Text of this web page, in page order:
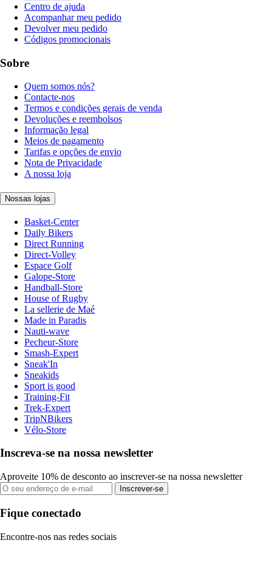
Centro de ajuda
Acompanhar meu pedido
Devolver meu pedido
Códigos promocionais
Sobre
Quem somos nós?
Contacte-nos
Termos e condições gerais de venda
Devoluções e reembolsos
Informação legal
Meios de pagamento
Tarifas e opções de envio
Nota de Privacidade
A nossa loja
Nossas lojas
Basket-Center
Daily Bikers
Direct Running
Direct-Volley
Espace Golf
Galope-Store
Handball-Store
House of Rugby
La sellerie de Maé
Made in Paradis
Nauti-wave
Pecheur-Store
Smash-Expert
Sneak'In
Sneakids
Sport is good
Training-Fit
Trek-Expert
TripNBikers
Vélo-Store
Inscreva-se na nossa newsletter
Aproveite 10% de desconto ao inscrever-se na nossa newsletter
Inscrever-se
Fique conectado
Encontre-nos nas redes sociais